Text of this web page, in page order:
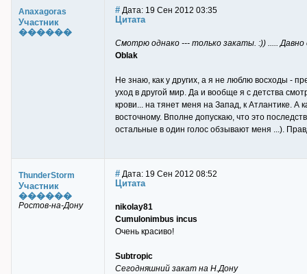
Anaxagoras
Участник
������
# Дата: 19 Сен 2012 03:35
Цитата
Смотрю однако --- только закаты. :)) ..... Давно
Oblak
Не знаю, как у других, а я не люблю восходы -
уход в другой мир. Да и вообще я с детства
крови... на тянет меня на Запад, к Атлантике.
восточному. Вполне допускаю, что это
остальные в один голос обзывают меня ...).
ThunderStorm
Участник
������
Ростов-на-Дону
# Дата: 19 Сен 2012 08:52
Цитата
nikolay81
Cumulonimbus incus
Очень красиво!
Subtropic
Сегодняшний закат на Н.Дону